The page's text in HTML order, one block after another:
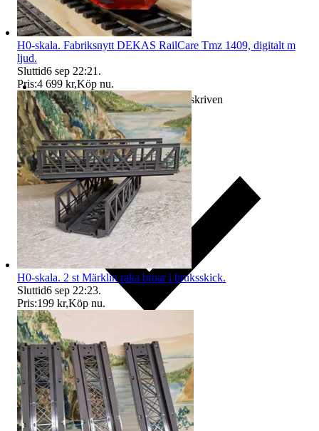
Ersättning om varan inte är som beskriven
Ersättning om du inte får din vara
H0-skala. Fabriksnytt DEKAS RailCare Tmz 1409, digitalt m
ljud.
Sluttid6 sep 22:21 .
Pris:4 699 kr,Köp nu.
H0-skala. 2 st Märklin raka broar i bruksskick.
Sluttid6 sep 22:23.
Pris:199 kr,Köp nu.